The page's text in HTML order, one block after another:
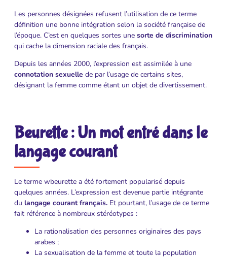
Les personnes désignées refusent l’utilisation de ce terme
définition une bonne intégration selon la société française de
l’époque. C’est en quelques sortes une sorte de discrimination
qui cache la dimension raciale des français.
Depuis les années 2000, l’expression est assimilée à une
connotation sexuelle de par l’usage de certains sites,
désignant la femme comme étant un objet de divertissement.
Beurette : Un mot entré dans le
langage courant
Le terme wbeurette a été fortement popularisé depuis
quelques années. L’expression est devenue partie intégrante
du langage courant français. Et pourtant, l’usage de ce terme
fait référence à nombreux stéréotypes :
La rationalisation des personnes originaires des pays
arabes ;
La sexualisation de la femme et toute la population